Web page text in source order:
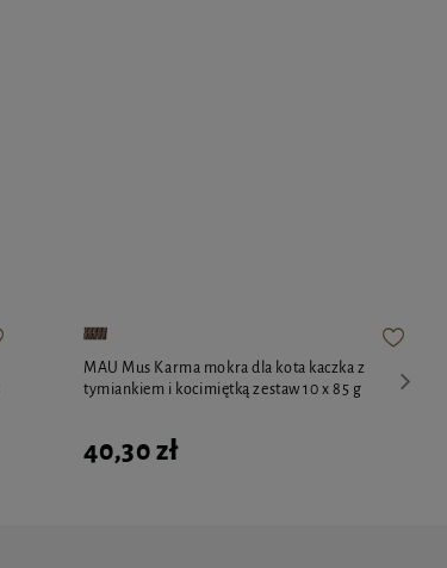
MAU Mus Karma mokra dla kota kaczka z
tymiankiem i kocimiętką zestaw 10 x 85 g
40,30 zł